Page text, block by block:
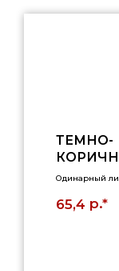
ТЕМНО-
Й, 1НФ,
Одинарный
65,4 р.*